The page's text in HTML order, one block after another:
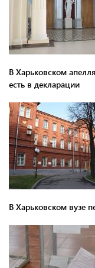
В Харьковском
есть в декларации
В Харьковском вузе